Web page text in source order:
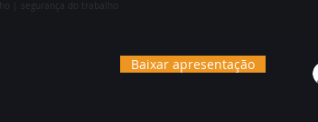
| segurança do trabalho
Baixar apresentação